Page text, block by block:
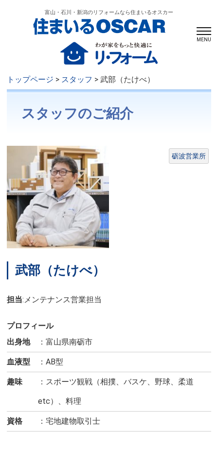
富山・石川・新潟のリフォームなら住まいるオスカー
MENU
トップページ > スタッフ > 武部（たけべ）
スタッフのご紹介
武部（たけべ）
担当:メンテナンス営業担当
プロフィール
出身地
富山県南砺市
血液型 AB型
趣味 スポーツ観戦（相撲、バスケ、野球、柔道
etc）、料理
資格 宅地建物取引士
砺波営業所